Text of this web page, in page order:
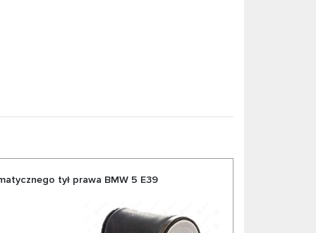
tył prawa BMW 5 E39